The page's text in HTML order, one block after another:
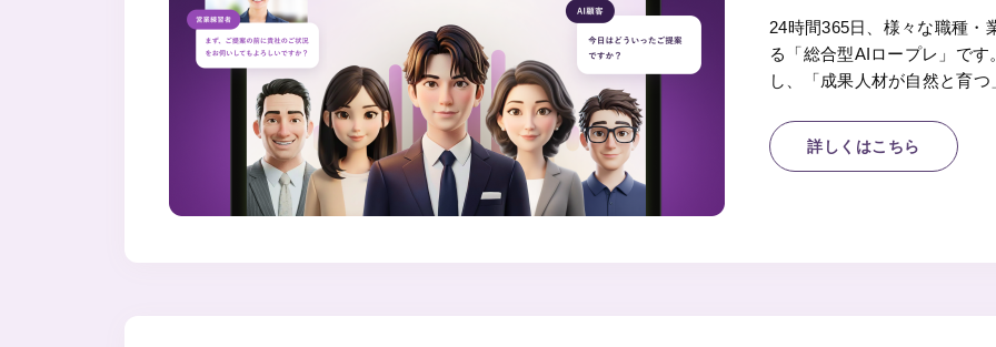
24時間365日、様々な職種・
る「総合型AIロープレ」で
し、「成果人材が自然と育
詳しくはこちら